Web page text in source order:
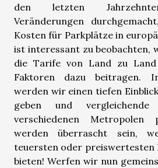
den letzten
Veränderungen
Kosten für Parkplätze in
ist interessant zu beobachten,
die Tarife von Land zu
Faktoren dazu beitragen.
werden wir einen tiefen
geben und
verschiedenen Metropolen
werden überrascht sein,
teuersten oder preiswertesten
bieten! Werfen wir nun